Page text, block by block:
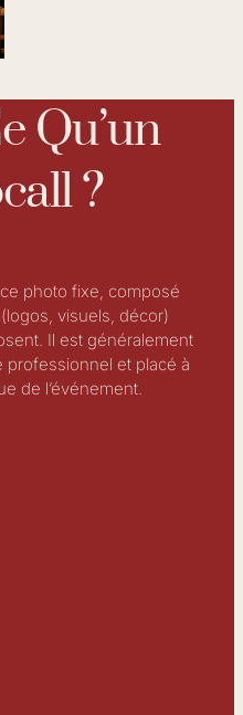
Qu’un
?
photo fixe, composé
visuels, décor)
Il est généralement
et placé à
de l’événement.